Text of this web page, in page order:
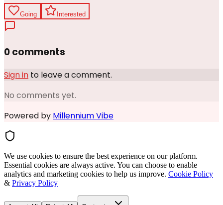
Going Interested
0 comments
Sign in to leave a comment.
No comments yet.
Powered by Millennium Vibe
We use cookies to ensure the best experience on our platform.
Essential cookies are always active. You can choose to enable
analytics and marketing cookies to help us improve. Cookie Policy
& Privacy Policy